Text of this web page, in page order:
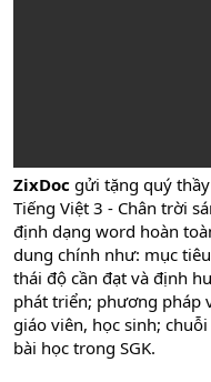
ZixDoc gửi tặng quý
Tiếng Việt 3 - Chân trời
định dạng word hoàn
dung chính như: mục
thái độ cần đạt và định
phát triển; phương pháp
giáo viên, học sinh;
bài học trong SGK.